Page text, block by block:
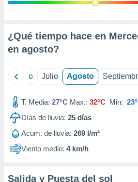
e
mediante
de
1199
¿Qué tiempo hace en
en agosto?
Junio Julio Agosto
T. Media: 27°C Max.: 32°C Min:
Días de lluvia: 25 días
Acum. de lluvia: 269 l/m²
Viento medio: 4 km/h
Salida y Puesta del sol